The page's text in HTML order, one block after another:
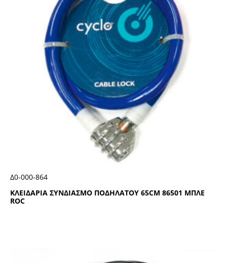
ΚΛΕΙΔΑΡΙΑ ΣΥΝΔΙΑΣΜΟ ΠΟΔΗΛΑΤΟΥ 65CΜ 86501 ΜΠΛΕ
RΟC
Δ0-000-864